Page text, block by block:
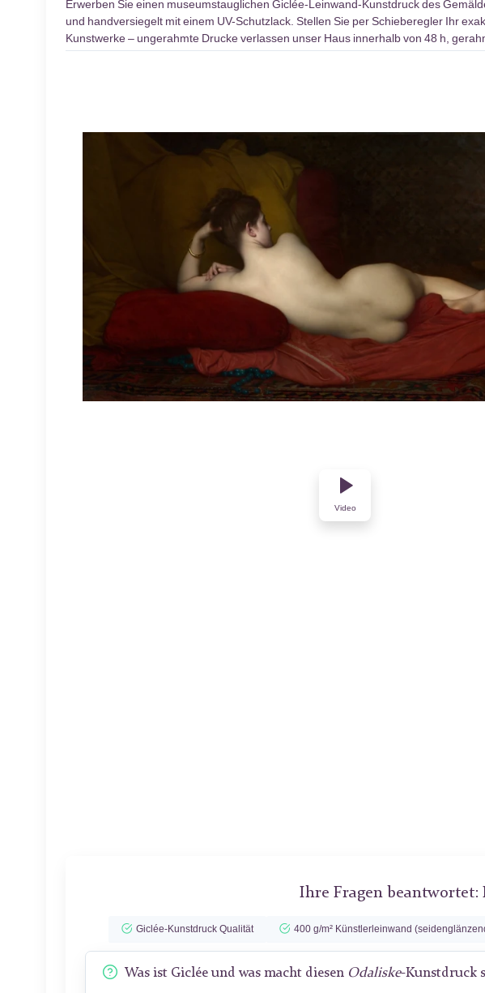
Erwerben Sie einen museumstauglichen Giclée-Leinwand-Kunstdruck des
und handversiegelt mit einem UV-Schutzlack. Stellen Sie per Schieberegler Ihr
Kunstwerke – ungerahmte Drucke verlassen unser Haus innerhalb von 48 h,
Video
Ihre Fragen beantwortet:
Giclée-Kunstdruck Qualität 400 g/m² Künstlerleinwand
Was ist Giclée und was macht diesen Odaliske-Kunstdruck